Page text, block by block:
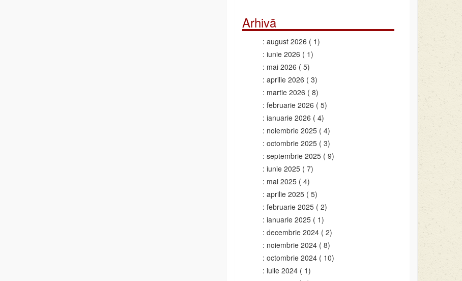
Arhivă
august 2026 ( 1)
iunie 2026 ( 1)
mai 2026 ( 5)
aprilie 2026 ( 3)
martie 2026 ( 8)
februarie 2026 ( 5)
ianuarie 2026 ( 4)
noiembrie 2025( 4)
octombrie 2025( 3)
septembrie 2025( 9)
iunie 2025( 7)
mai 2025( 4)
aprilie 2025( 5)
februarie 2025( 2)
ianuarie 2025( 1)
decembrie 2024( 2)
noiembrie 2024( 8)
octombrie 2024( 10)
iulie 2024( 1)